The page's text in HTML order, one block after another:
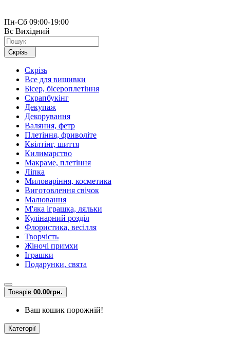
Пн-Сб 09:00-19:00
Вс Вихідний
Скрізь
Скрізь
Все для вишивки
Бісер, бісероплетіння
Скрапбукінг
Декупаж
Декорування
Валяння, фетр
Плетіння, фриволіте
Квілтінг, шиття
Килимарство
Макраме, плетіння
Ліпка
Миловаріння, косметика
Виготовлення свічок
Малювання
М'яка іграшка, ляльки
Кулінарний розділ
Флористика, весілля
Творчість
Жіночі примхи
Іграшки
Подарунки, свята
Товарів 00.00грн.
Ваш кошик порожній!
Категорії